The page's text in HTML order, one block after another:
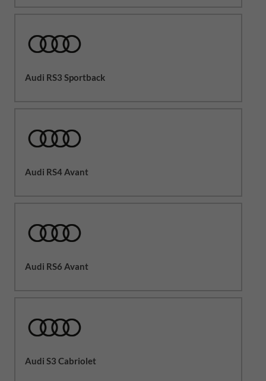
Audi RS3 Sportback
Audi RS4 Avant
Audi RS6 Avant
Audi S3 Cabriolet